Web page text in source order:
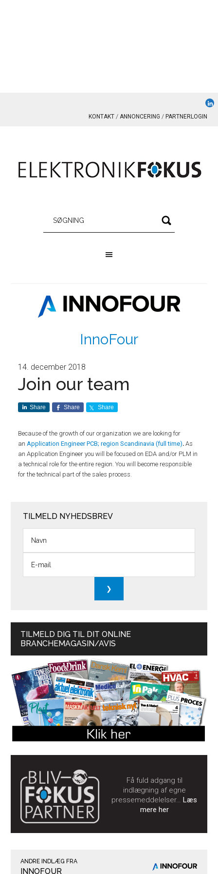
KONTAKT ANNONCERING PARTNERLOGIN
InnoFour
14. december 2018
Join our team
Share Share Share
Because of the growth of our organization we are looking for
anApplication Engineer PCB; region Scandinavia (full time).As
an Application Engineer you will be focused on EDA and/or PLM in
a technical role for the entire region. You will become responsible
for the technical part of the sales process.
TILMELD NYHEDSBREV
TILMELD DIG TIL DIT ONLINE
BRANCHEMAGASIN/AVIS
Få fuld adgang til
indlægning af egne
pressemeddelelser…Læs
mere her
ANDRE INDLÆG FRA
INNOFOUR